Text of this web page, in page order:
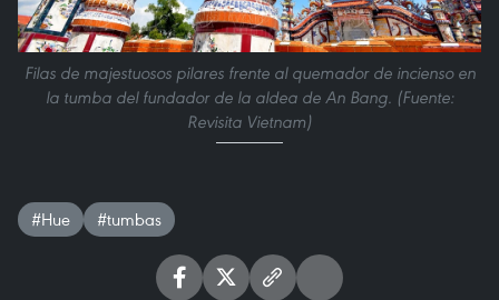
Filas de majestuosos pilares frente al quemador de incienso en
la tumba del fundador de la aldea de An Bang. (Fuente:
Revisita Vietnam)
#Hue #tumbas